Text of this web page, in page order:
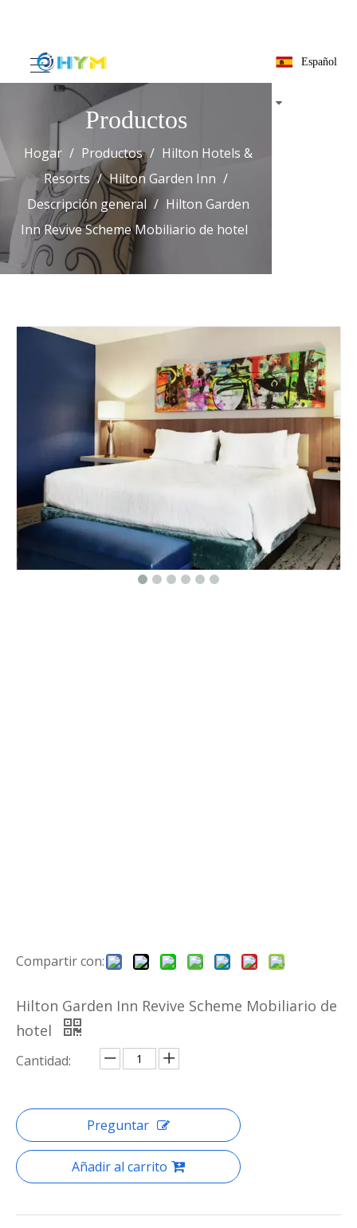
Español
Productos
Hogar / Productos / Hilton Hotels &
Resorts / Hilton Garden Inn /
Descripción general / Hilton Garden
Inn Revive Scheme Mobiliario de hotel
Compartir con:
Hilton Garden Inn Revive Scheme Mobiliario de
hotel
Cantidad:
Preguntar
Añadir al carrito